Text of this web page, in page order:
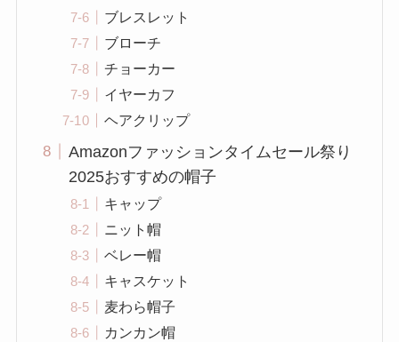
ブレスレット
ブローチ
チョーカー
イヤーカフ
ヘアクリップ
Amazonファッションタイムセール祭り
2025おすすめの帽子
キャップ
ニット帽
ベレー帽
キャスケット
麦わら帽子
カンカン帽